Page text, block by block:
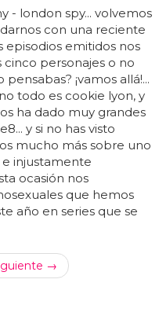
- london spy... volvemos
con una reciente
episodios emitidos nos
cinco personajes o no
¡vamos allá!...
todo es cookie lyon, y
ha dado muy grandes
y si no has visto
mucho más sobre uno
injustamente
ocasión nos
que hemos
año en series que se
→